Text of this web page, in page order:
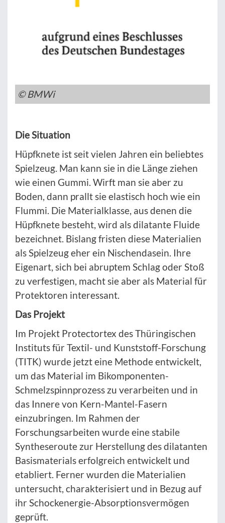
© BMWi
Die Situation
Hüpfknete ist seit vielen Jahren ein beliebtes
Spielzeug. Man kann sie in die Länge ziehen
wie einen Gummi. Wirft man sie aber zu
Boden, dann prallt sie elastisch hoch wie ein
Flummi. Die Materialklasse, aus denen die
Hüpfknete besteht, wird als dilatante Fluide
bezeichnet. Bislang fristen diese Materialien
als Spielzeug eher ein Nischendasein. Ihre
Eigenart, sich bei abruptem Schlag oder Stoß
zu verfestigen, macht sie aber als Material für
Protektoren interessant.
Das Projekt
Im Projekt Protectortex des Thüringischen
Instituts für Textil- und Kunststoff-Forschung
(TITK) wurde jetzt eine Methode entwickelt,
um das Material im Bikomponenten-
Schmelzspinnprozess zu verarbeiten und in
das Innere von Kern-Mantel-Fasern
einzubringen. Im Rahmen der
Forschungsarbeiten wurde eine stabile
Syntheseroute zur Herstellung des dilatanten
Basismaterials erfolgreich entwickelt und
etabliert. Ferner wurden die Materialien
untersucht, charakterisiert und in Bezug auf
ihr Schockenergie-Absorptionsvermögen
geprüft.